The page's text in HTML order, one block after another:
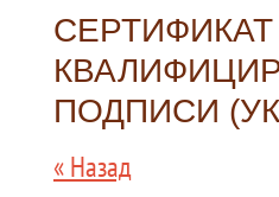
ПОДПИСИ
« Назад